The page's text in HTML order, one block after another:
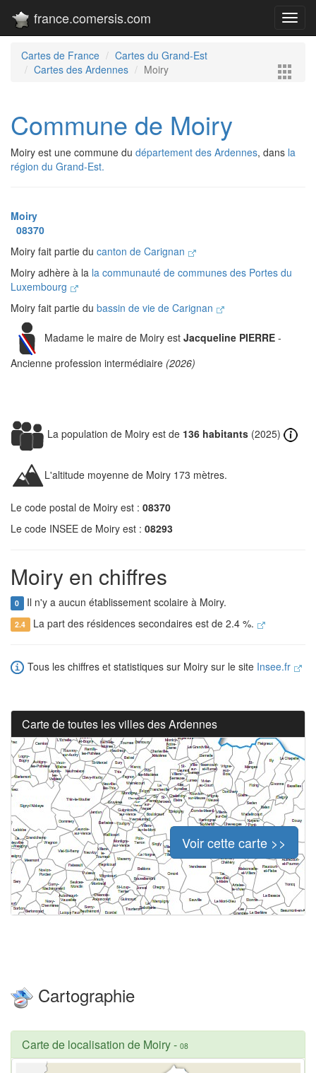
france.comersis.com
Cartes de France
Cartes du Grand-Est
Cartes des Ardennes
Moiry
Commune de Moiry
Moiry est une commune du département des Ardennes, dans la
région du Grand-Est.
Moiry
08370
Moiry fait partie du canton de Carignan
Moiry adhère à la la communauté de communes des Portes du
Luxembourg
Moiry fait partie du bassin de vie de Carignan
Madame le maire de Moiry est Jacqueline PIERRE -
Ancienne profession intermédiaire (2026)
La population de Moiry est de 136 habitants (2025)
L'altitude moyenne de Moiry 173 mètres.
Le code postal de Moiry est : 08370
Le code INSEE de Moiry est : 08293
Moiry en chiffres
0 Il n'y a aucun établissement scolaire à Moiry.
2.4 La part des résidences secondaires est de 2.4 %.
Tous les chiffres et statistiques sur Moiry sur le site Insee.fr
Carte de toutes les villes des Ardennes
Voir cette carte >>
Cartographie
Carte de localisation de Moiry- 08